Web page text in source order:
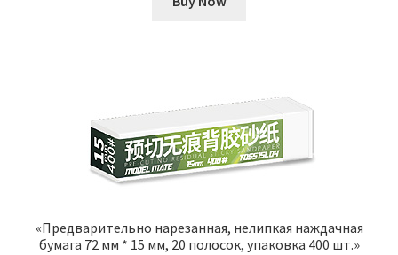
«Предварительно нарезанная, нелипкая наждачная
бумага 72 мм * 15 мм, 20 полосок, упаковка 400 шт.»